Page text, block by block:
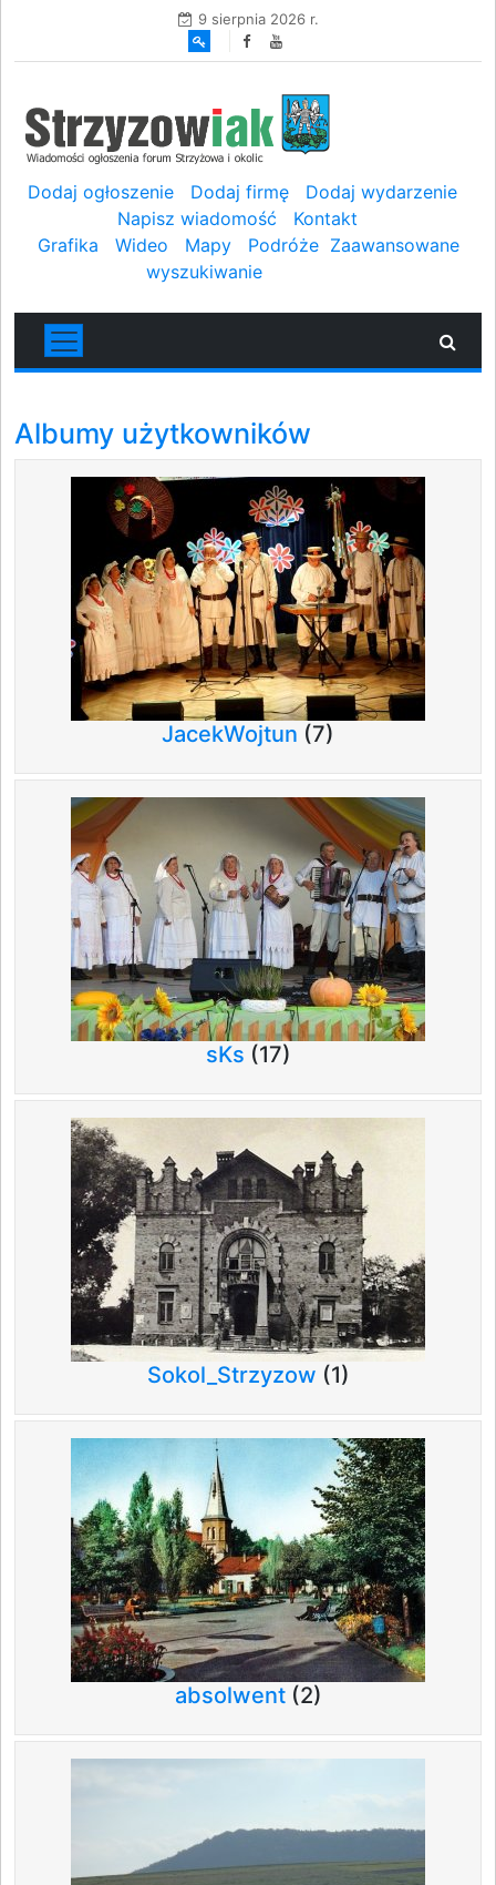
9 sierpnia 2026 r.
Dodaj ogłoszenie Dodaj firmę
Dodaj wydarzenie
Napisz wiadomość
Kontakt
Grafika
Wideo Mapy Podróże Zaawansowane
wyszukiwanie
Albumy użytkowników
JacekWojtun (7)
sKs (17)
Sokol_Strzyzow (1)
absolwent(2)